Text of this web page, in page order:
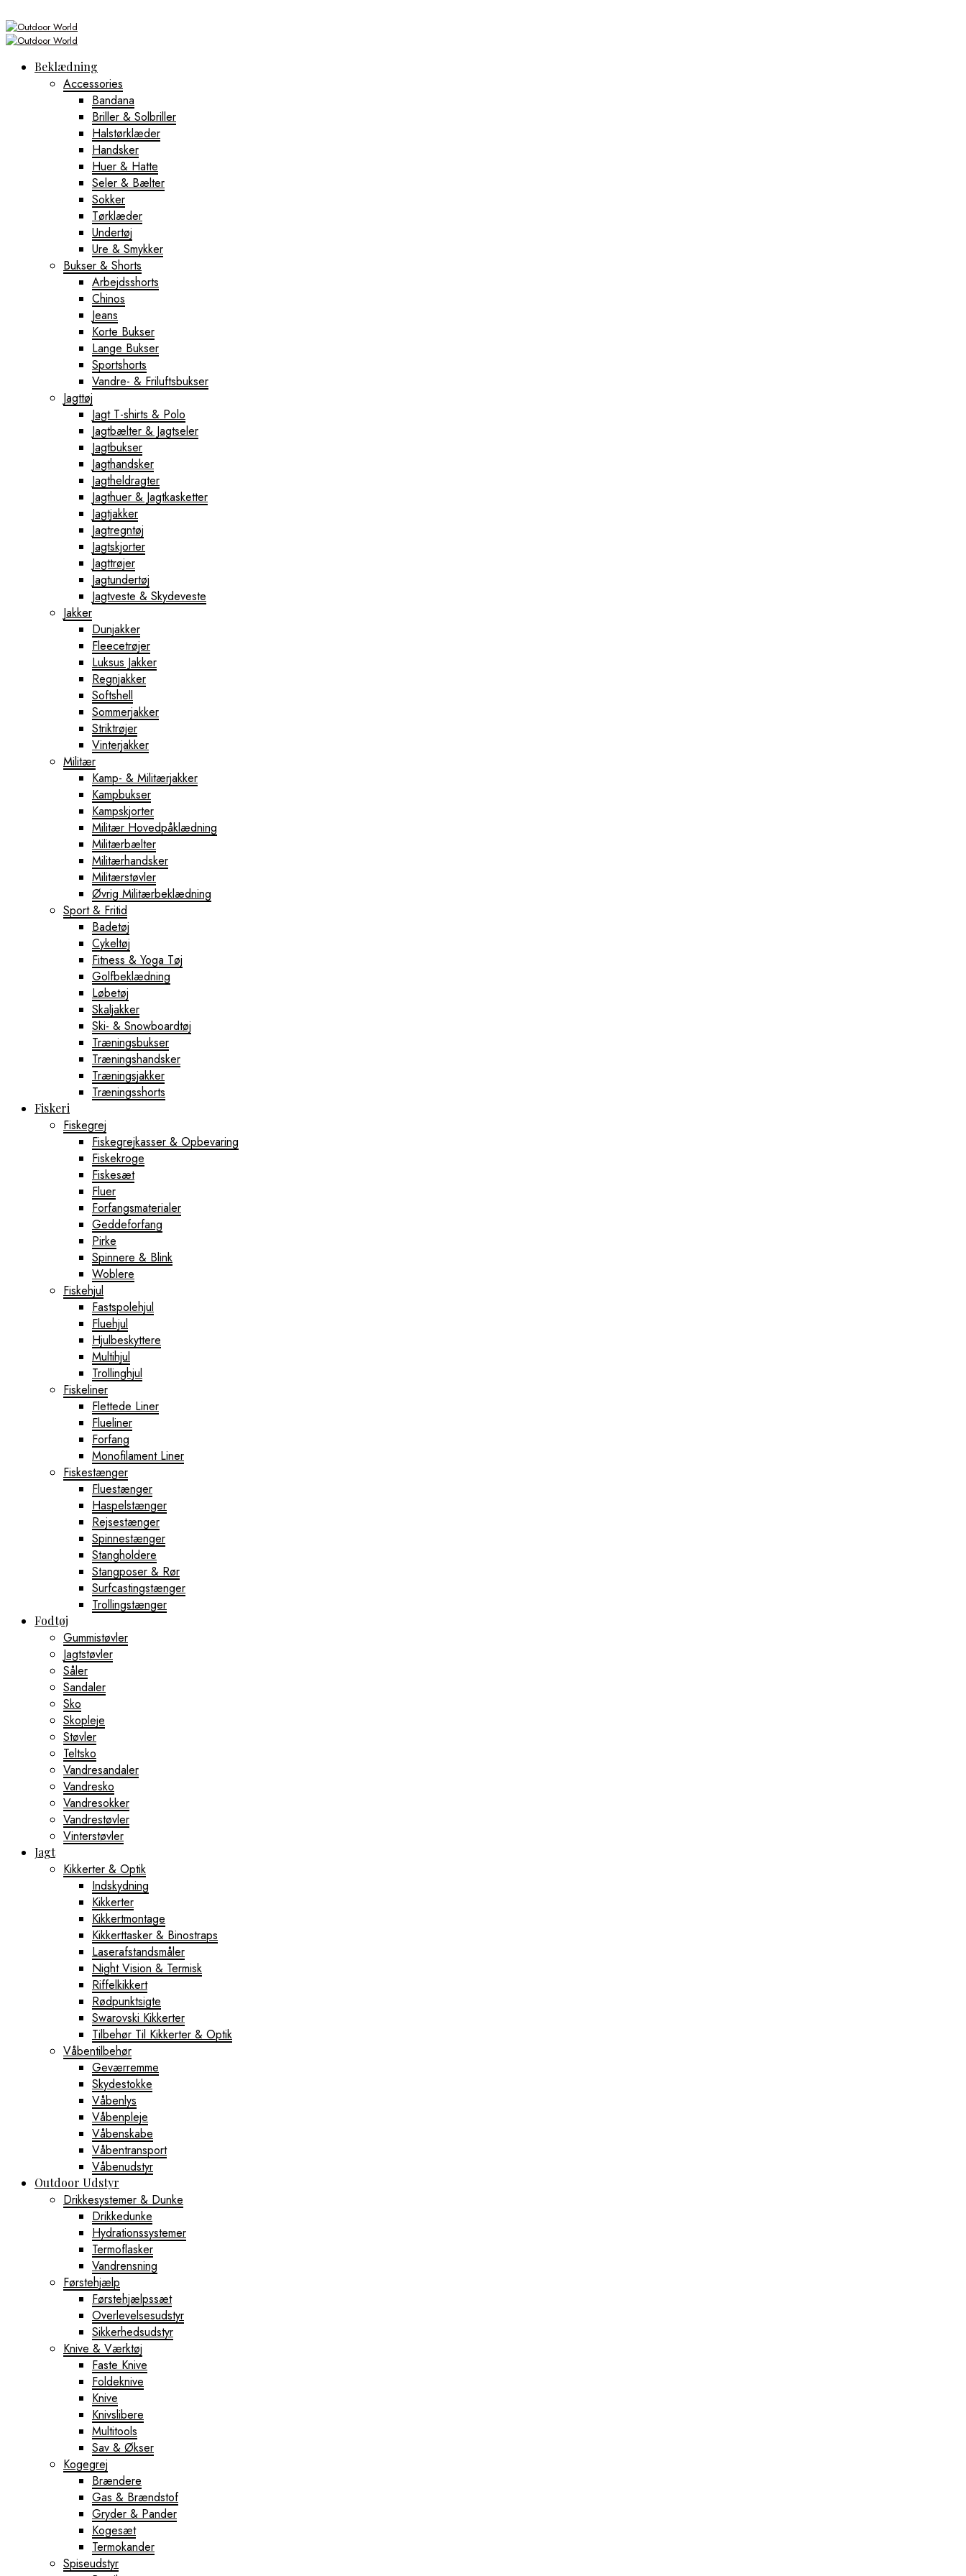
Beklædning
Accessories
Bandana
Briller & Solbriller
Halstørklæder
Handsker
Huer & Hatte
Seler & Bælter
Sokker
Tørklæder
Undertøj
Ure & Smykker
Bukser & Shorts
Arbejdsshorts
Chinos
Jeans
Korte Bukser
Lange Bukser
Sportshorts
Vandre- & Friluftsbukser
Jagttøj
Jagt T-shirts & Polo
Jagtbælter & Jagtseler
Jagtbukser
Jagthandsker
Jagtheldragter
Jagthuer & Jagtkasketter
Jagtjakker
Jagtregntøj
Jagtskjorter
Jagttrøjer
Jagtundertøj
Jagtveste & Skydeveste
Jakker
Dunjakker
Fleecetrøjer
Luksus Jakker
Regnjakker
Softshell
Sommerjakker
Striktrøjer
Vinterjakker
Militær
Kamp- & Militærjakker
Kampbukser
Kampskjorter
Militær Hovedpåklædning
Militærbælter
Militærhandsker
Militærstøvler
Øvrig Militærbeklædning
Sport & Fritid
Badetøj
Cykeltøj
Fitness & Yoga Tøj
Golfbeklædning
Løbetøj
Skaljakker
Ski- & Snowboardtøj
Træningsbukser
Træningshandsker
Træningsjakker
Træningsshorts
Fiskeri
Fiskegrej
Fiskegrejkasser & Opbevaring
Fiskekroge
Fiskesæt
Fluer
Forfangsmaterialer
Geddeforfang
Pirke
Spinnere & Blink
Woblere
Fiskehjul
Fastspolehjul
Fluehjul
Hjulbeskyttere
Multihjul
Trollinghjul
Fiskeliner
Flettede Liner
Flueliner
Forfang
Monofilament Liner
Fiskestænger
Fluestænger
Haspelstænger
Rejsestænger
Spinnestænger
Stangholdere
Stangposer & Rør
Surfcastingstænger
Trollingstænger
Fodtøj
Gummistøvler
Jagtstøvler
Såler
Sandaler
Sko
Skopleje
Støvler
Teltsko
Vandresandaler
Vandresko
Vandresokker
Vandrestøvler
Vinterstøvler
Jagt
Kikkerter & Optik
Indskydning
Kikkerter
Kikkertmontage
Kikkerttasker & Binostraps
Laserafstandsmåler
Night Vision & Termisk
Riffelkikkert
Rødpunktsigte
Swarovski Kikkerter
Tilbehør Til Kikkerter & Optik
Våbentilbehør
Geværremme
Skydestokke
Våbenlys
Våbenpleje
Våbenskabe
Våbentransport
Våbenudstyr
Outdoor Udstyr
Drikkesystemer & Dunke
Drikkedunke
Hydrationssystemer
Termoflasker
Vandrensning
Førstehjælp
Førstehjælpssæt
Overlevelsesudstyr
Sikkerhedsudstyr
Knive & Værktøj
Faste Knive
Foldeknive
Knive
Knivslibere
Multitools
Sav & Økser
Kogegrej
Brændere
Gas & Brændstof
Gryder & Pander
Kogesæt
Termokander
Spiseudstyr